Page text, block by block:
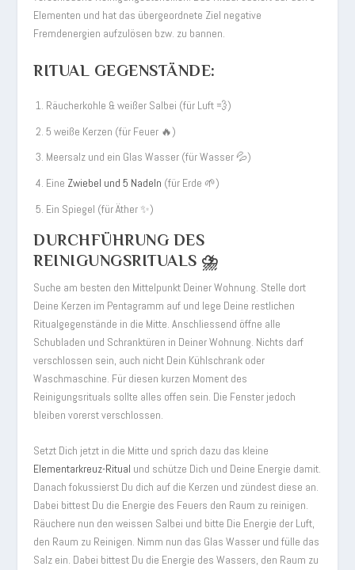
Elementen und hat das übergeordnete Ziel negative
Fremdenergien aufzulösen bzw. zu bannen.
RITUAL GEGENSTÄNDE:
Räucherkohle & weißer Salbei (für Luft 💨)
5 weiße Kerzen (für Feuer 🔥)
Meersalz und ein Glas Wasser (für Wasser 💦)
Eine Zwiebel und 5 Nadeln (für Erde 🌱)
Ein Spiegel (für Äther ✨)
DURCHFÜHRUNG DES
REINIGUNGSRITUALS ⛈️
Suche am besten den Mittelpunkt Deiner Wohnung. Stelle dort
Deine Kerzen im Pentagramm auf und lege Deine restlichen
Ritualgegenstände in die Mitte. Anschliessend öffne alle
Schubladen und Schranktüren in Deiner Wohnung. Nichts darf
verschlossen sein, auch nicht Dein Kühlschrank oder
Waschmaschine. Für diesen kurzen Moment des
Reinigungsrituals sollte alles offen sein. Die Fenster jedoch
bleiben vorerst verschlossen.
Setzt Dich jetzt in die Mitte und sprich dazu das kleine
Elementarkreuz-Ritual und schütze Dich und Deine Energie damit.
Danach fokussierst Du dich auf die Kerzen und zündest diese an.
Dabei bittest Du die Energie des Feuers den Raum zu reinigen.
Räuchere nun den weissen Salbei und bitte Die Energie der Luft,
den Raum zu Reinigen. Nimm nun das Glas Wasser und fülle das
Salz ein. Dabei bittest Du die Energie des Wassers, den Raum zu